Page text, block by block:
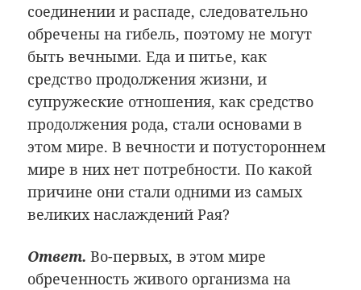
соединении и распаде, следовательно
обречены на гибель, поэтому не могут
быть вечными. Еда и питье, как
средство продолжения жизни, и
супружеские отношения, как средство
продолжения рода, стали основами в
этом мире. В вечности и потустороннем
мире в них нет потребности. По какой
причине они стали одними из самых
великих наслаждений Рая?
Ответ. Во-первых, в этом мире
обреченность живого организма на